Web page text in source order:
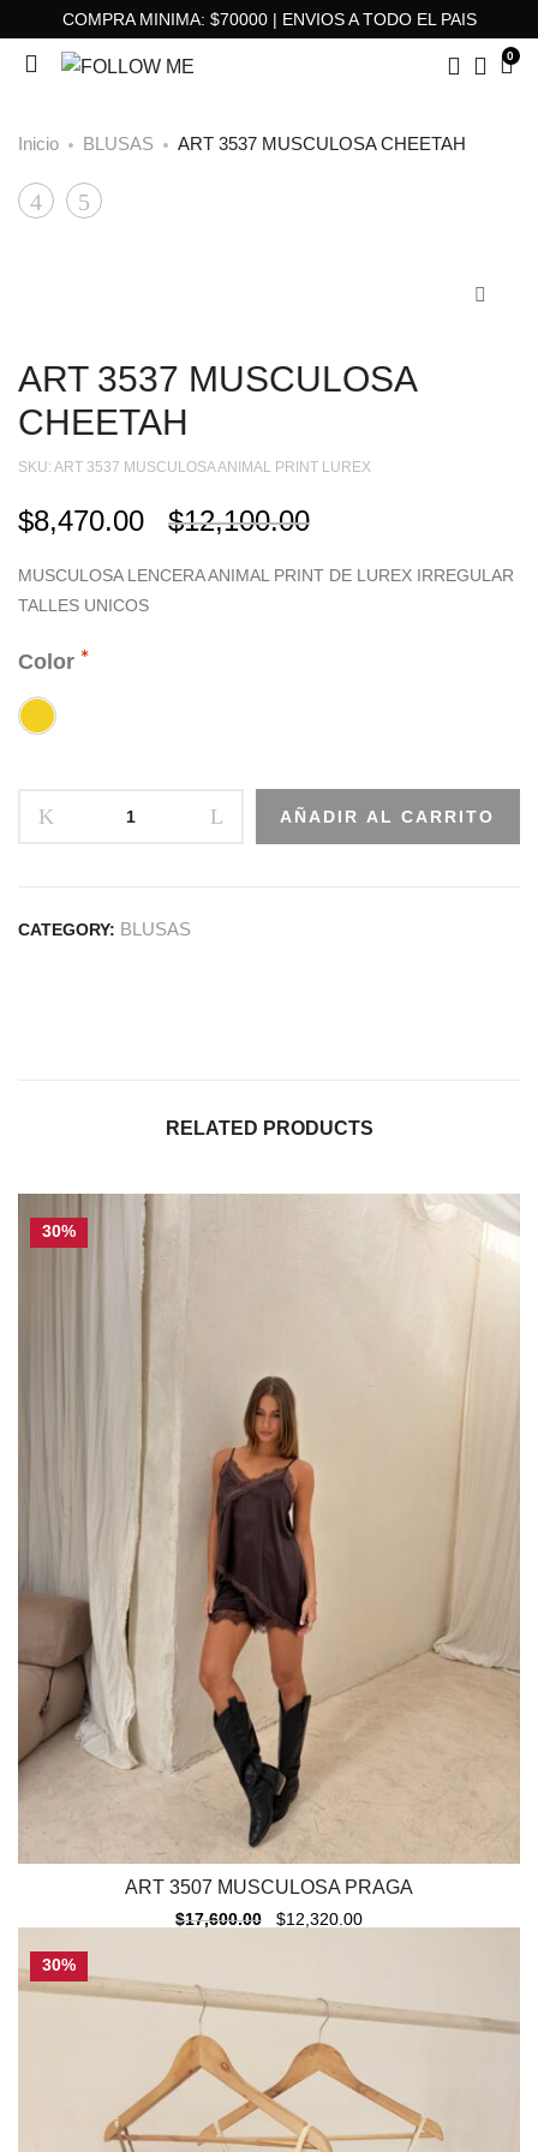
COMPRA MINIMA: $70000 | ENVIOS A TODO EL PAIS
0
Inicio BLUSAS ART 3537 MUSCULOSA CHEETAH
ARTART
ART 3537 MUSCULOSA
CHEETAH
SKU: ART 3537 MUSCULOSA ANIMAL PRINT LUREX
$12,100.00
$8,470.00
MUSCULOSA LENCERA ANIMAL PRINT DE LUREX IRREGULAR
TALLES UNICOS
Color
AÑADIR AL CARRITO
CATEGORY: BLUSAS
RELATED PRODUCTS
30%
ART 3507 MUSCULOSA PRAGA
$17,600.00 $12,320.00
30%